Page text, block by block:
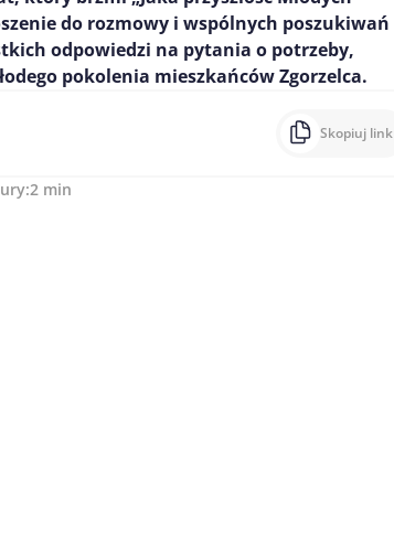
do rozmowy i wspólnych poszukiwań
odpowiedzi na pytania o potrzeby,
pokolenia mieszkańców Zgorzelca.
Skopiuj link
2 min